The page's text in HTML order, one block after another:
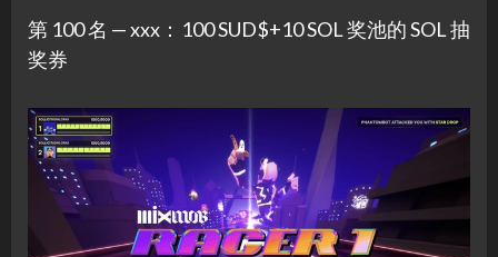
第 100 名 — xxx：100 SUD$+10 SOL 奖池的 SOL 抽
奖券